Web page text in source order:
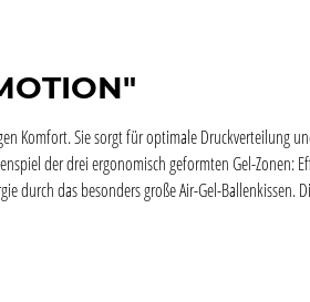
Komfort. Sie sorgt für optimale Druckverteilung
der drei ergonomisch geformten Gel-
das besonders große Air-Gel-